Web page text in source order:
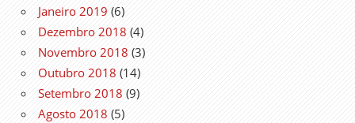
Janeiro 2019 (6)
Dezembro 2018 (4)
Novembro 2018 (3)
Outubro 2018 (14)
Setembro 2018 (9)
Agosto 2018 (5)